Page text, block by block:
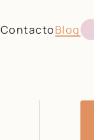
ContactoBlog